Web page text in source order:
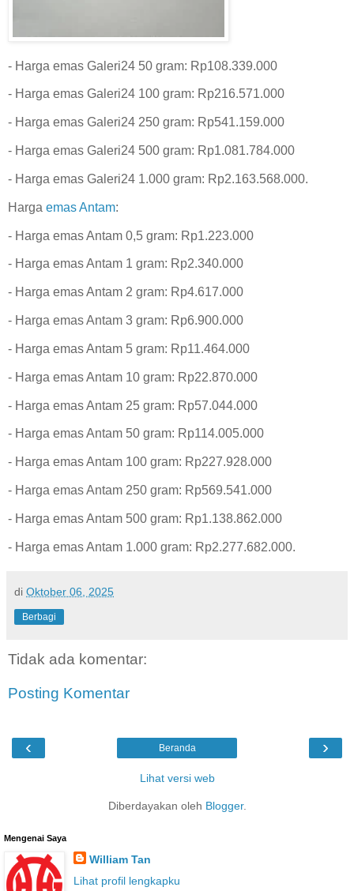
‎- Harga emas Galeri24 50 gram: Rp108.339.000‎
- Harga emas Galeri24 100 gram: Rp216.571.000
‎- Harga emas Galeri24 250 gram: Rp541.159.000‎
- Harga emas Galeri24 500 gram: Rp1.081.784.000‎
- Harga emas Galeri24 1.000 gram: Rp2.163.568.000.‎
Harga emas Antam:‎
- Harga emas Antam 0,5 gram: Rp1.223.000‎
- Harga emas Antam 1 gram: Rp2.340.000‎
- Harga emas Antam 2 gram: Rp4.617.000‎
- Harga emas Antam 3 gram: Rp6.900.000‎
- Harga emas Antam 5 gram: Rp11.464.000‎
- Harga emas Antam 10 gram: Rp22.870.000‎
- Harga emas Antam 25 gram: Rp57.044.000
‎- Harga emas Antam 50 gram: Rp114.005.000
‎- Harga emas Antam 100 gram: Rp227.928.000‎
- Harga emas Antam 250 gram: Rp569.541.000
‎- Harga emas Antam 500 gram: Rp1.138.862.000‎
- Harga emas Antam 1.000 gram: Rp2.277.682.000.
di Oktober 06, 2025
Berbagi
Tidak ada komentar:
Posting Komentar
‹ ›
Beranda
Lihat versi web
Diberdayakan oleh Blogger.
Mengenai Saya
William Tan
Lihat profil lengkapku